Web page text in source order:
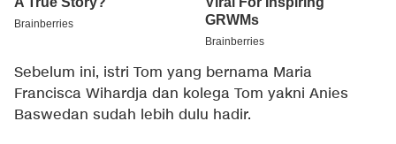
Sebelum ini, istri Tom yang bernama Maria
Francisca Wihardja dan kolega Tom yakni Anies
Baswedan sudah lebih dulu hadir.